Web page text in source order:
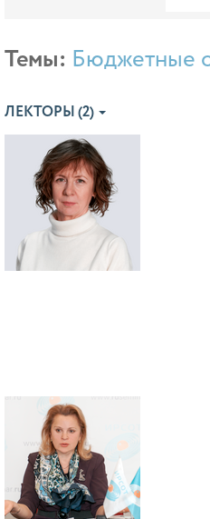
Темы: Бюджетные
ЛЕКТОРЫ (2)